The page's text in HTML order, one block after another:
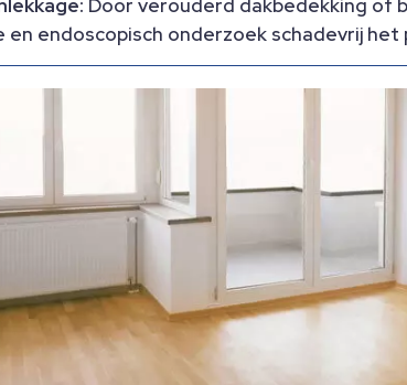
Door verouderd dakbedekking of
endoscopisch onderzoek schadevrij het